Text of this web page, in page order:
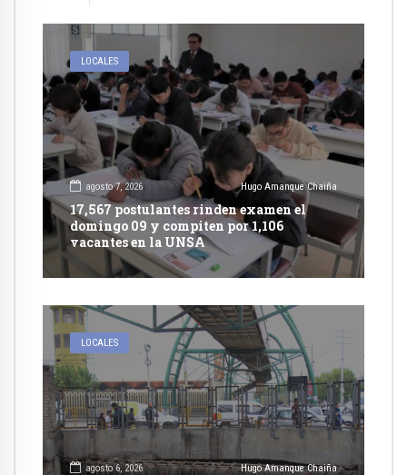
LOCALES
agosto 7, 2026 Hugo Amanque Chaiña
17,567 postulantes rinden examen el
domingo 09 y compiten por 1,106
vacantes en la UNSA
LOCALES
agosto 6, 2026 Hugo Amanque Chaiña